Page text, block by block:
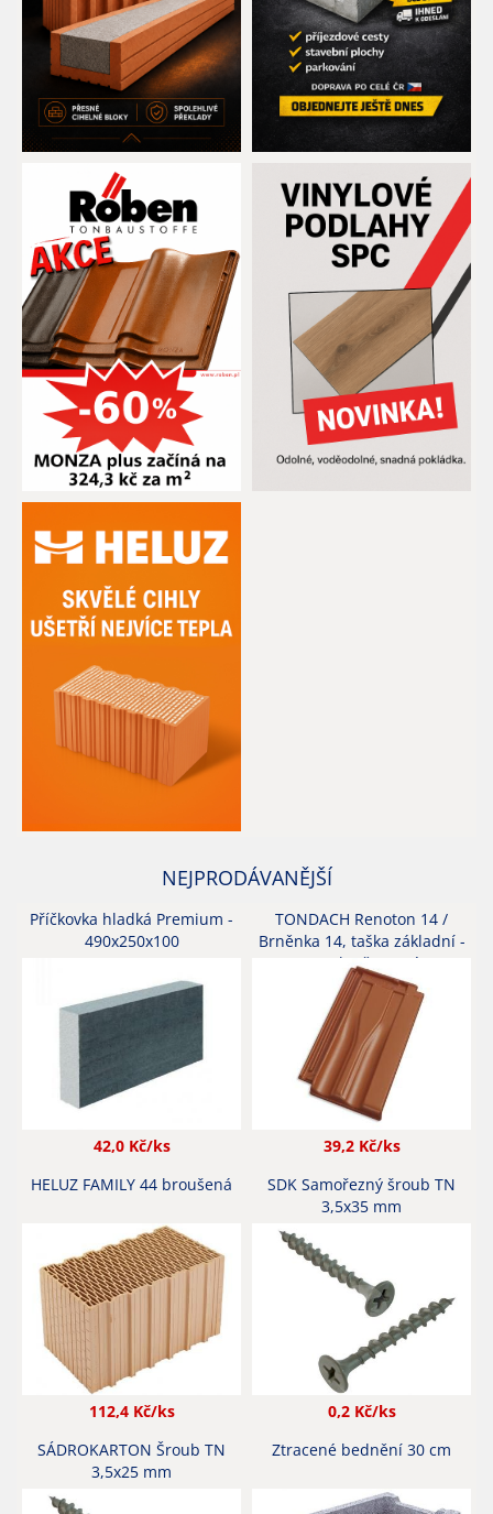
NEJPRODÁVANĚJŠÍ
Příčkovka hladká Premium -
490x250x100
42,0 Kč/ks
TONDACH Renoton 14 /
Brněnka 14, taška základní -
engoba červená
39,2 Kč/ks
HELUZ FAMILY 44 broušená
112,4 Kč/ks
SDK Samořezný šroub TN
3,5x35 mm
0,2 Kč/ks
SÁDROKARTON Šroub TN
3,5x25 mm
Ztracené bednění 30 cm